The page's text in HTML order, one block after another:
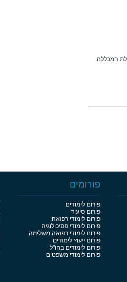
המכללה
פורומים
פורום לימודים
פורום סיעוד
פורום לימודי רפואה
פורום לימודי פסיכולוגיה
פורום לימודי רפואה משלימה
פורום ייעוץ לימודים
פורום לימודים בחו"ל
פורום לימודי משפטים